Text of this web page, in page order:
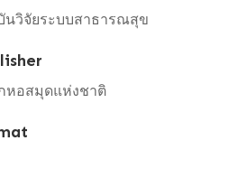
นวิจัยระบบสาธารณสุข
หอสมุดแห่งชาติ